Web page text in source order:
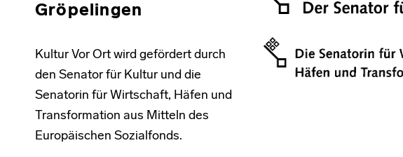
Gröpelingen
Kultur Vor Ort wird gefördert durch
den Senator für Kultur und die
Senatorin für Wirtschaft, Häfen und
Transformation aus Mitteln des
Europäischen Sozialfonds.